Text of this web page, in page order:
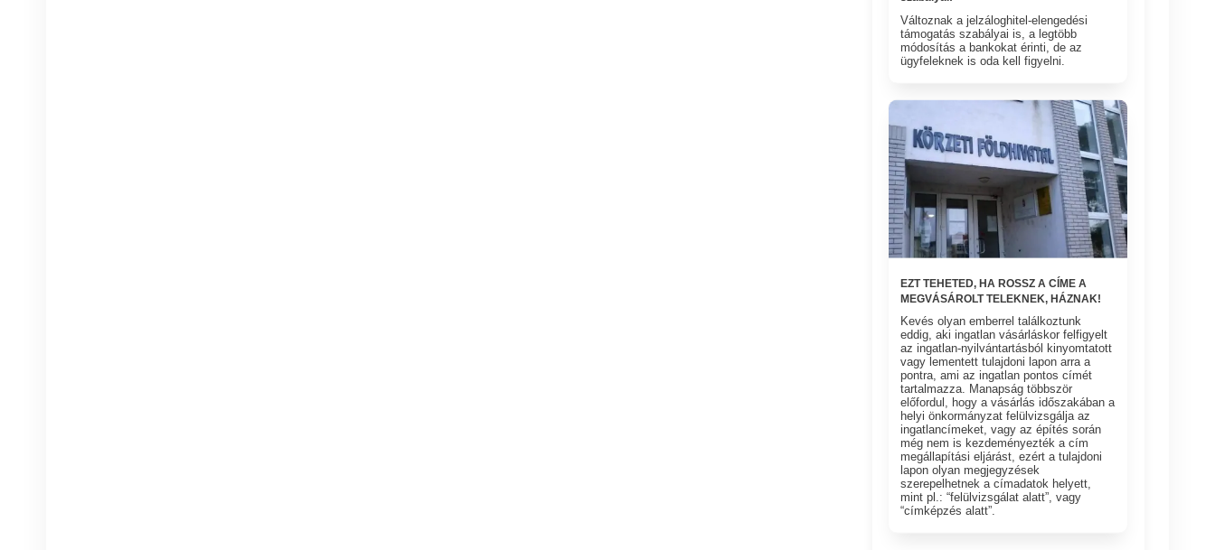
Változnak a jelzáloghitel-elengedési
támogatás szabályai is, a legtöbb
módosítás a bankokat érinti, de az
ügyfeleknek is oda kell figyelni.
EZT TEHETED, HA ROSSZ A CÍME A
MEGVÁSÁROLT TELEKNEK, HÁZNAK!
Kevés olyan emberrel találkoztunk
eddig, aki ingatlan vásárláskor felfigyelt
az ingatlan-nyilvántartásból kinyomtatott
vagy lementett tulajdoni lapon arra a
pontra, ami az ingatlan pontos címét
tartalmazza. Manapság többször
előfordul, hogy a vásárlás időszakában a
helyi önkormányzat felülvizsgálja az
ingatlancímeket, vagy az építés során
még nem is kezdeményezték a cím
megállapítási eljárást, ezért a tulajdoni
lapon olyan megjegyzések
szerepelhetnek a címadatok helyett,
mint pl.: “felülvizsgálat alatt”, vagy
“címképzés alatt”.